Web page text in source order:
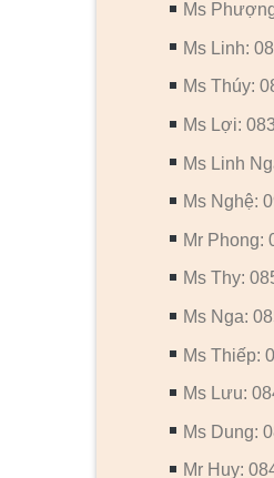
Ms
Ms Linh:
Ms Thúy:
Ms Lợi:
Ms Linh
Ms Nghệ:
Mr Phong:
Ms Thy:
Ms Nga:
Ms Thiếp:
Ms Lưu:
Ms Dung:
Mr Huy: